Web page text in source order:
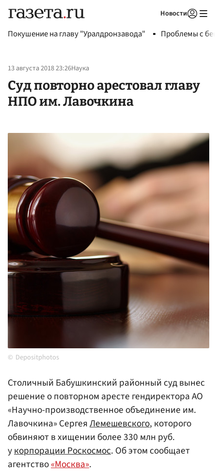
Новости
Покушение на главу "Уралдронзавода" Проблемы с
13 августа 2018 23:26Наука
Суд повторно арестовал главу
НПО им. Лавочкина
Depositphotos
Столичный Бабушкинский районный суд вынес
решение о повторном аресте гендиректора АО
«Научно-производственное объединение им.
Лавочкина» СергеяЛемешевского, которого
обвиняют в хищении более 330 млн руб.
укорпорации Роскосмос. Об этом сообщает
агентство«Москва».